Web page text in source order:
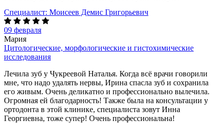
Специалист: Моисеев Демис Григорьевич
09 февраля
Мария
Цитологические, морфологические и гистохимические
исследования
Лечила зуб у Чукреевой Наталья. Когда всё врачи говорили
мне, что надо удалять нервы, Ирина спасла зуб и сохранила
его живым. Очень деликатно и профессионально вылечила.
Огромная ей благодарность! Также была на консультации у
ортодонта в этой клинике, специалиста зовут Инна
Георгиевна, тоже супер! Очень профессиональна!